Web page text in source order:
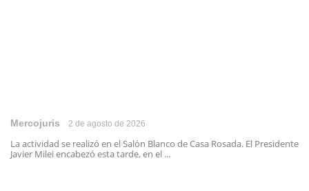
Mercojuris 2 de agosto de 2026
La actividad se realizó en el Salón Blanco de Casa Rosada. El Presidente
Javier Milei encabezó esta tarde, en el ...